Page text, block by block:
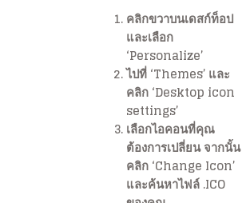
คลิกขวาบนเดสก์ท็อป
และเลือก
‘Personalize’
ไปที่ ‘Themes’ และ
คลิก ‘Desktop icon
settings’
เลือกไอคอนที่คุณ
ต้องการเปลี่ยน จากนั้น
คลิก ‘Change Icon’
และค้นหาไฟล์ .ICO